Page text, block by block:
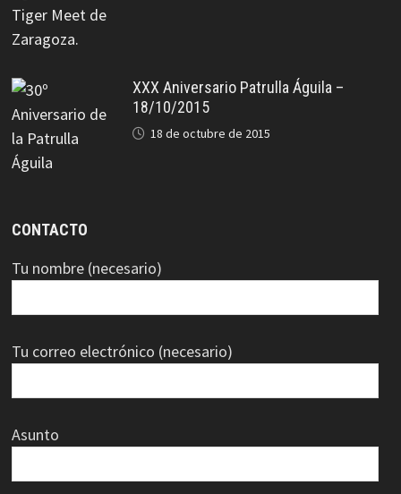
XXX Aniversario Patrulla Águila –
18/10/2015
18 de octubre de 2015
CONTACTO
Tu nombre (necesario)
Tu correo electrónico (necesario)
Asunto